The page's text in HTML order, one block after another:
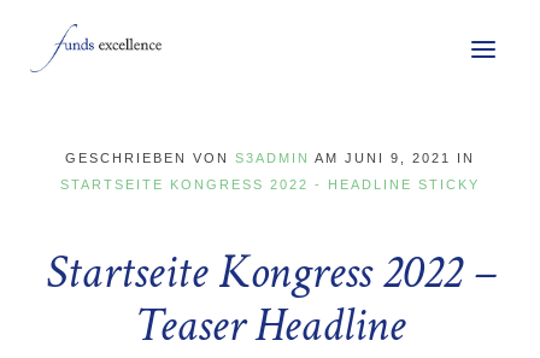
GESCHRIEBEN VON S3ADMIN AM JUNI 9, 2021
IN
STARTSEITE KONGRESS 2022 - HEADLINE STICKY
Startseite Kongress 2022 –
Teaser Headline